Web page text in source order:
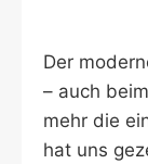
Der
– auch
mehr die
hat uns